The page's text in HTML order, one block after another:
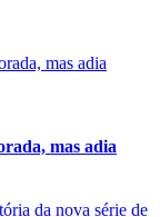
mas adia